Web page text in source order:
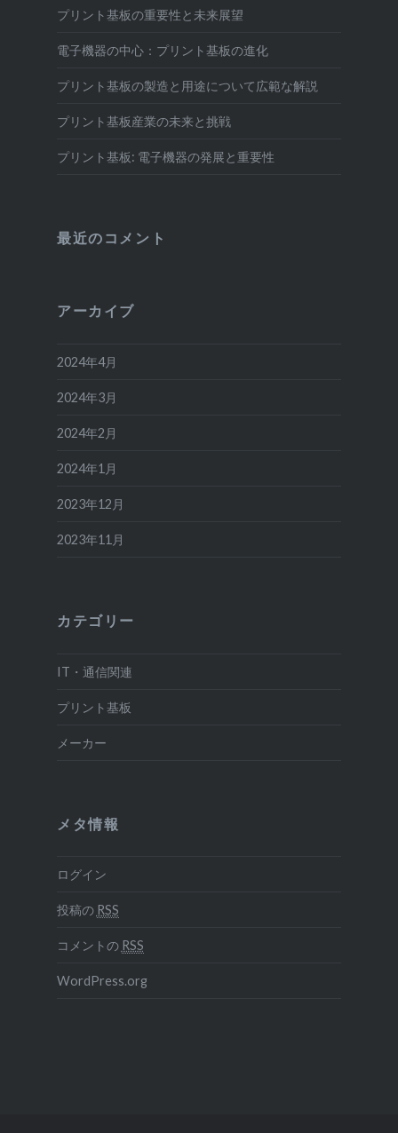
プリント基板の重要性と未来展望
電子機器の中心：プリント基板の進化
プリント基板の製造と用途について広範な解説
プリント基板産業の未来と挑戦
プリント基板: 電子機器の発展と重要性
最近のコメント
アーカイブ
2024年4月
2024年3月
2024年2月
2024年1月
2023年12月
2023年11月
カテゴリー
IT・通信関連
プリント基板
メーカー
メタ情報
ログイン
投稿の RSS
コメントの RSS
WordPress.org